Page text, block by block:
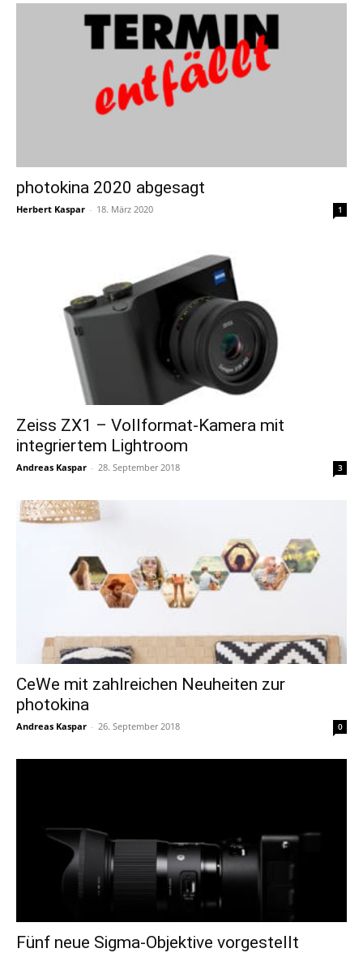
photokina 2020 abgesagt
Herbert Kaspar - 18. März 2020 1
Zeiss ZX1 – Vollformat-Kamera mit
integriertem Lightroom
Andreas Kaspar - 28. September 2018 3
CeWe mit zahlreichen Neuheiten zur
photokina
Andreas Kaspar - 26. September 2018 0
Fünf neue Sigma-Objektive vorgestellt